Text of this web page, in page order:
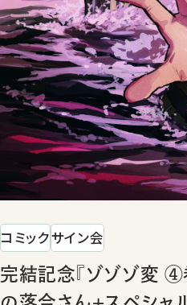
コミックサイン会
完結記念『ゾゾゾ変 ④